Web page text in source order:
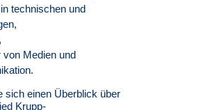
technischen und
Medien und
sich einen Überblick über
Krupp-